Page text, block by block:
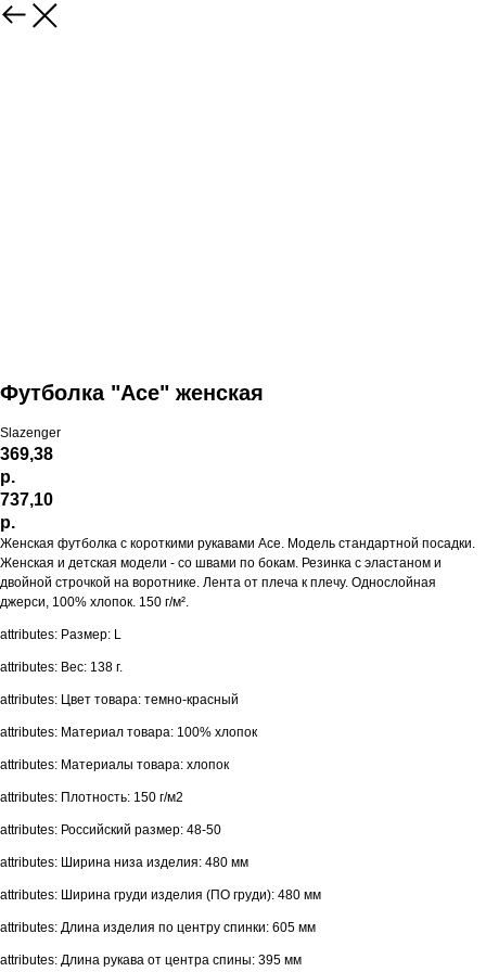
Футболка "Ace" женская
Slazenger
369,38
р.
737,10
р.
Женская футболка с короткими рукавами Ace. Модель стандартной посадки.
Женская и детская модели - со швами по бокам. Резинка с эластаном и
двойной строчкой на воротнике. Лента от плеча к плечу. Однослойная
джерси, 100% хлопок. 150 г/м².
attributes: Размер: L
attributes: Вес: 138 г.
attributes: Цвет товара: темно-красный
attributes: Материал товара: 100% хлопок
attributes: Материалы товара: хлопок
attributes: Плотность: 150 г/м2
attributes: Российский размер: 48-50
attributes: Ширина низа изделия: 480 мм
attributes: Ширина груди изделия (ПО груди): 480 мм
attributes: Длина изделия по центру спинки: 605 мм
attributes: Длина рукава от центра спины: 395 мм